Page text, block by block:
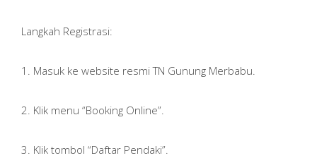
Langkah Registrasi:
1. Masuk ke website resmi TN Gunung Merbabu.
2. Klik menu “Booking Online”.
3. Klik tombol “Daftar Pendaki”.